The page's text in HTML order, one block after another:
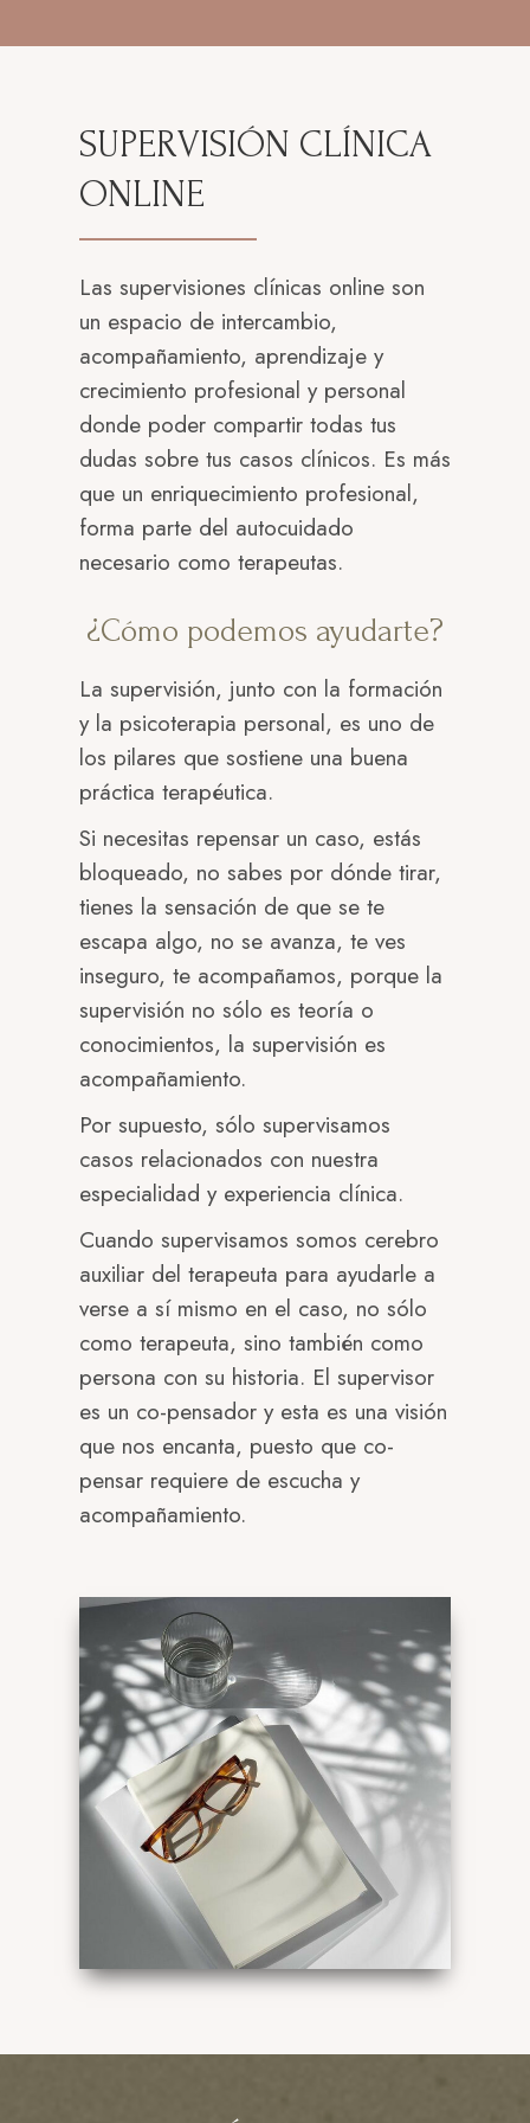
SUPERVISIÓN CLÍNICA
ONLINE
Las supervisiones clínicas online son
un espacio de intercambio,
acompañamiento, aprendizaje y
crecimiento profesional y personal
donde poder compartir todas tus
dudas sobre tus casos clínicos. Es más
que un enriquecimiento profesional,
forma parte del autocuidado
necesario como terapeutas.
¿Cómo podemos ayudarte?
La supervisión, junto con la formación
y la psicoterapia personal, es uno de
los pilares que sostiene una buena
práctica terapéutica.
Si necesitas repensar un caso, estás
bloqueado, no sabes por dónde tirar,
tienes la sensación de que se te
escapa algo, no se avanza, te ves
inseguro, te acompañamos, porque la
supervisión no sólo es teoría o
conocimientos, la supervisión es
acompañamiento.
Por supuesto, sólo supervisamos
casos relacionados con nuestra
especialidad y experiencia clínica.
Cuando supervisamos somos cerebro
auxiliar del terapeuta para ayudarle a
verse a sí mismo en el caso, no sólo
como terapeuta, sino también como
persona con su historia. El supervisor
es un co-pensador y esta es una visión
que nos encanta, puesto que co-
pensar requiere de escucha y
acompañamiento.